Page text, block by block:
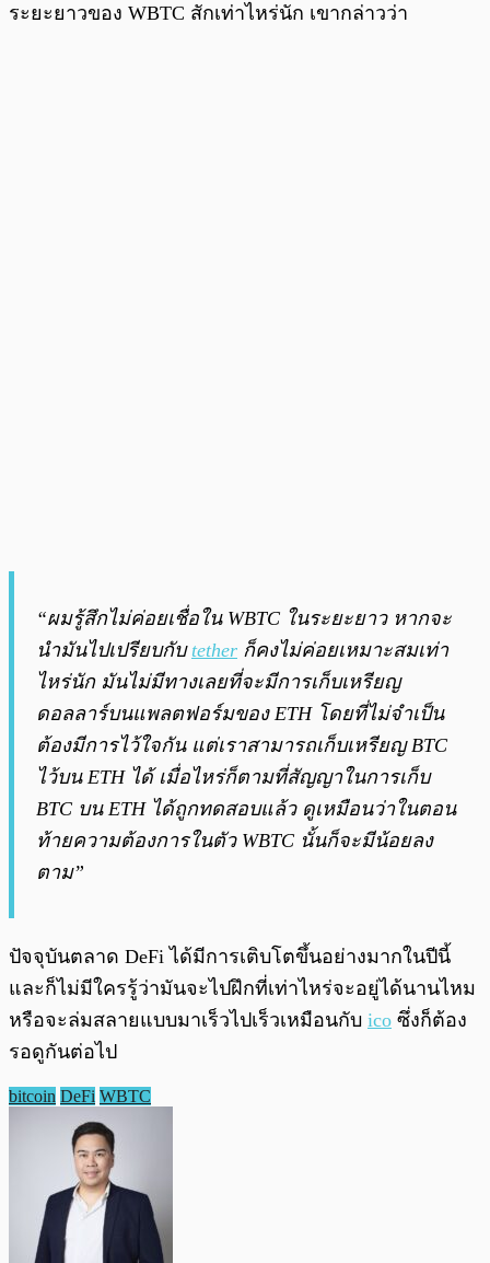
ระยะยาวของ WBTC สักเท่าไหร่นัก เขากล่าวว่า
“ผมรู้สึกไม่ค่อยเชื่อใน WBTC ในระยะยาว หากจะ
นำมันไปเปรียบกับ tether ก็คงไม่ค่อยเหมาะสมเท่า
ไหร่นัก มันไม่มีทางเลยที่จะมีการเก็บเหรียญ
ดอลลาร์บนแพลตฟอร์มของ ETH โดยที่ไม่จำเป็น
ต้องมีการไว้ใจกัน แต่เราสามารถเก็บเหรียญ BTC
ไว้บน ETH ได้ เมื่อไหร่ก็ตามที่สัญญาในการเก็บ
BTC บน ETH ได้ถูกทดสอบแล้ว ดูเหมือนว่าในตอน
ท้ายความต้องการในตัว WBTC นั้นก็จะมีน้อยลง
ตาม”
ปัจจุบันตลาด DeFi ได้มีการเติบโตขึ้นอย่างมากในปีนี้
และก็ไม่มีใครรู้ว่ามันจะไปฝึกที่เท่าไหร่จะอยู่ได้นานไหม
หรือจะล่มสลายแบบมาเร็วไปเร็วเหมือนกับ ico ซึ่งก็ต้อง
รอดูกันต่อไป
bitcoin DeFi WBTC